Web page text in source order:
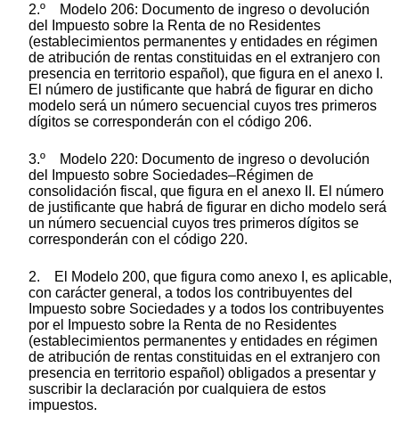
2.º Modelo 206: Documento de ingreso o devolución
del Impuesto sobre la Renta de no Residentes
(establecimientos permanentes y entidades en régimen
de atribución de rentas constituidas en el extranjero con
presencia en territorio español), que figura en el anexo I.
El número de justificante que habrá de figurar en dicho
modelo será un número secuencial cuyos tres primeros
dígitos se corresponderán con el código 206.
3.º Modelo 220: Documento de ingreso o devolución
del Impuesto sobre Sociedades–Régimen de
consolidación fiscal, que figura en el anexo II. El número
de justificante que habrá de figurar en dicho modelo será
un número secuencial cuyos tres primeros dígitos se
corresponderán con el código 220.
2. El Modelo 200, que figura como anexo I, es aplicable,
con carácter general, a todos los contribuyentes del
Impuesto sobre Sociedades y a todos los contribuyentes
por el Impuesto sobre la Renta de no Residentes
(establecimientos permanentes y entidades en régimen
de atribución de rentas constituidas en el extranjero con
presencia en territorio español) obligados a presentar y
suscribir la declaración por cualquiera de estos
impuestos.